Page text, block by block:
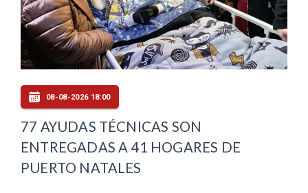
08-08-2026 18:00
77 AYUDAS TÉCNICAS SON
ENTREGADAS A 41 HOGARES DE
PUERTO NATALES